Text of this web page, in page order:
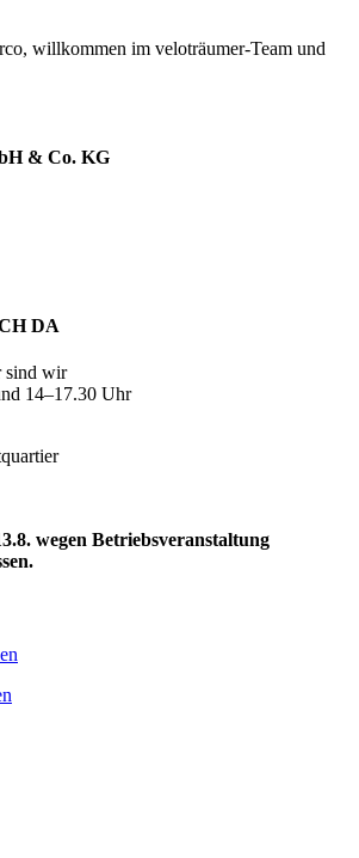
willkommen im veloträumer-Team und
& Co. KG
DA
sind wir
14–17.30 Uhr
wegen Betriebsveranstaltung